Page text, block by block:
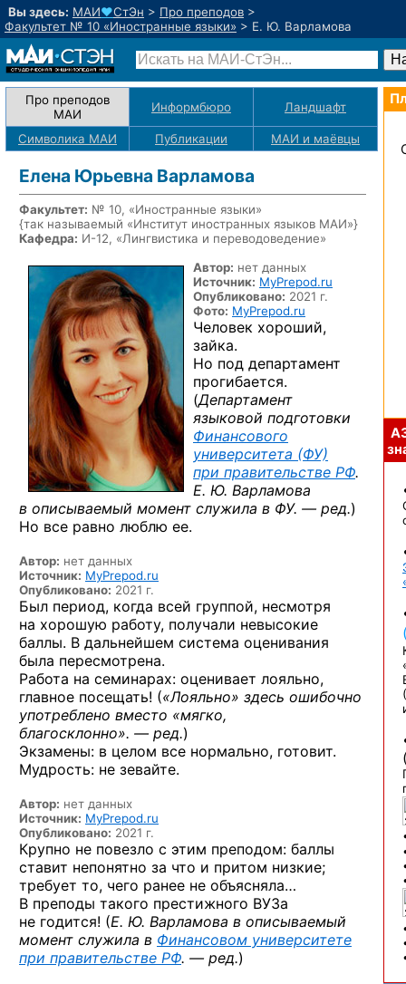
Вы здесь: МАИ♥СтЭн > Про преподов >
Факультет № 10 «Иностранные языки» > Е. Ю. Варламова
Про преподов
МАИ
Информбюро Ландшафт
Символика МАИ Публикации МАИ и маёвцы
Елена Юрьевна Варламова
Факультет: № 10, «Иностранные языки»
{так называемый «Институт иностранных языков МАИ»}
Кафедра: И-12, «Лингвистика и переводоведение»
Автор: нет данных
Источник: MyPrepod.ru
Опубликовано: 2021 г.
Фото: MyPrepod.ru
Человек хороший,
зайка.
Но под департамент
прогибается.
(Департамент
языковой подготовки
Финансового
университета (ФУ)
при правительстве РФ.
Е. Ю. Варламова
в описываемый момент служила в ФУ. — ред.)
Но все равно люблю ее.
Автор: нет данных
Источник: MyPrepod.ru
Опубликовано: 2021 г.
Был период, когда всей группой, несмотря
на хорошую работу, получали невысокие
баллы. В дальнейшем система оценивания
была пересмотрена.
Работа на семинарах: оценивает лояльно,
главное посещать! («Лояльно» здесь ошибочно
употреблено вместо «мягко,
благосклонно». — ред.)
Экзамены: в целом все нормально, готовит.
Мудрость: не зевайте.
Автор: нет данных
Источник: MyPrepod.ru
Опубликовано: 2021 г.
Крупно не повезло с этим преподом: баллы
ставит непонятно за что и притом низкие;
требует то, чего ранее не объясняла…
В преподы такого престижного ВУЗа
не годится! (Е. Ю. Варламова в описываемый
момент служила в Финансовом университете
при правительстве РФ. — ред.)
(